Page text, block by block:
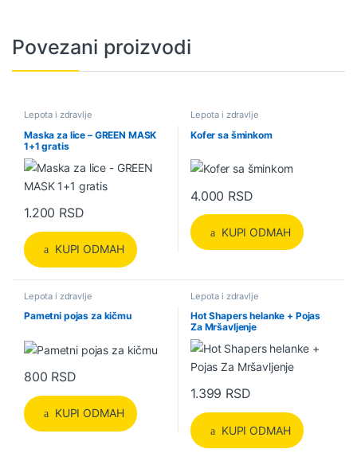
Povezani proizvodi
Lepota i zdravlje
Maska za lice – GREEN MASK
1+1 gratis
1.200 RSD
KUPI ODMAH
Lepota i zdravlje
Kofer sa šminkom
4.000 RSD
KUPI ODMAH
Lepota i zdravlje
Pametni pojas za kičmu
800 RSD
KUPI ODMAH
Lepota i zdravlje
Hot Shapers helanke + Pojas
Za Mršavljenje
1.399 RSD
KUPI ODMAH